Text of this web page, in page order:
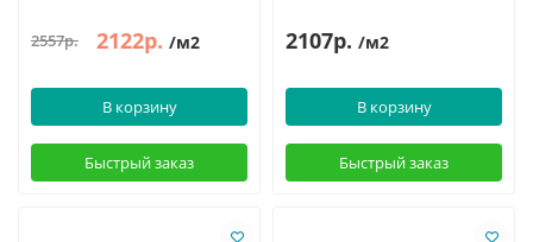
2557р. 2122р. /м2
В корзину
Быстрый заказ
2107р. /м2
В корзину
Быстрый заказ